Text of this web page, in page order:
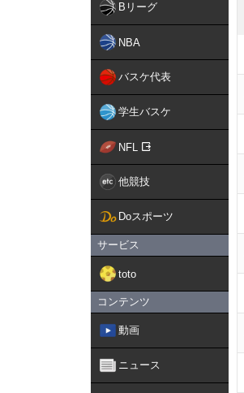
Bリーグ
NBA
バスケ代表
学生バスケ
NFL
他競技
Doスポーツ
サービス
toto
コンテンツ
動画
ニュース